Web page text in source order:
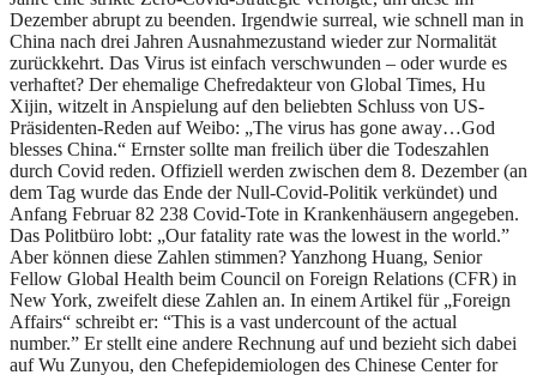
Dezember abrupt zu beenden. Irgendwie surreal, wie schnell man in
China nach drei Jahren Ausnahmezustand wieder zur Normalität
zurückkehrt. Das Virus ist einfach verschwunden – oder wurde es
verhaftet? Der ehemalige Chefredakteur von Global Times, Hu
Xijin, witzelt in Anspielung auf den beliebten Schluss von US-
Präsidenten-Reden auf Weibo: „The virus has gone away…God
blesses China.“ Ernster sollte man freilich über die Todeszahlen
durch Covid reden. Offiziell werden zwischen dem 8. Dezember (an
dem Tag wurde das Ende der Null-Covid-Politik verkündet) und
Anfang Februar 82 238 Covid-Tote in Krankenhäusern angegeben.
Das Politbüro lobt: „Our fatality rate was the lowest in the world.”
Aber können diese Zahlen stimmen? Yanzhong Huang, Senior
Fellow Global Health beim Council on Foreign Relations (CFR) in
New York, zweifelt diese Zahlen an. In einem Artikel für „Foreign
Affairs“ schreibt er: “This is a vast undercount of the actual
number.” Er stellt eine andere Rechnung auf und bezieht sich dabei
auf Wu Zunyou, den Chefepidemiologen des Chinese Center for